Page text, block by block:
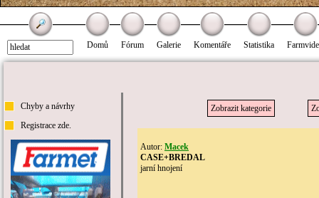
Domů Fórum Galerie Komentáře Statistika
Chyby a návrhy
Registrace zde.
Zobrazit kategorie
Autor: Macek
CASE+BREDAL
jarní hnojení